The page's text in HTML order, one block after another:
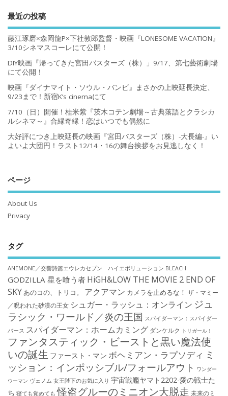
最近の投稿
藤江琢磨×森岡龍P×下社敦郎監督・映画『LONESOME VACATION』
3/10シネマスコーレにて公開！
DIY映画『帰ってきた宮田バスターズ（株）」9/17、第七藝術劇場
にて公開！
映画『ダイナマイト・ソウル・バンビ』まさかの上映延長決定、
9/23まで！新宿K’s cinemaにて
7/10（日）開催！桂米紫『茨木コテン劇場～古典落語とクラシカ
ルシネマ～』合縁奇縁！恋はいつでも偶然に
大好評につき上映延長の映画『宮田バスターズ（株）-大長編-』い
よいよ大団円！ラスト12/14・16の舞台挨拶をお見逃しなく！
ページ
About Us
Privacy
タグ
ANEMONE／交響詩篇エウレカセブン ハイエボリューション BLEACH
GODZILLA 星を喰う者 HiGH&LOW THE MOVIE 2 END OF
SKYあのコの、トリコ。 アクアマン カメラを止めるな！ ザ・マミー
／呪われた砂漠の王女 シュガー・ラッシュ：オンライン ジュ
ラシック・ワールド／炎の王国 スパイダーマン：スパイダー
バース スパイダーマン：ホームカミング ダンケルク トリガール！
ファンタスティック・ビーストと黒い魔法使
いの誕生 ファースト・マン ボヘミアン・ラプソディ ミ
ッション：インポッシブル/フォールアウト ワンダー
ウーマン ヴェノム 女王陛下のお気に入り 宇宙戦艦ヤマト2202-愛の戦士た
ち 寝ても覚めても 怪盗グルーのミニオン大脱走 未来のミ